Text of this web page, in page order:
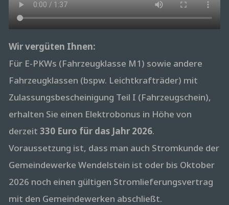
Wir vergüten Ihnen:
Für E-PKWs (Fahrzeugklasse M1) sowie andere
Fahrzeugklassen (bspw. Leichtkrafträder) mit
Zulassungsbescheinigung Teil I (Fahrzeugschein),
erhalten Sie einen Elektrobonus in Höhe von
derzeit 330 Euro für das Jahr 2026.
Voraussetzung ist, dass man auch Stromkunde der
Gemeindewerke Wendelstein ist oder bis Oktober
2026 noch einen gültigen Stromlieferungsvertrag
mit den Gemeindewerken abschließt.